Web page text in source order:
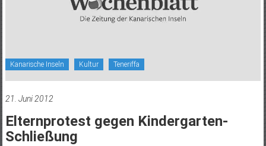
Kanarische Inseln Kultur Teneriffa
21. Juni 2012
Elternprotest gegen Kindergarten-
Schließung